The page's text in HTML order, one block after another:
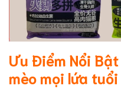
Ưu Điểm Nổi
mèo mọi lứa tuổi